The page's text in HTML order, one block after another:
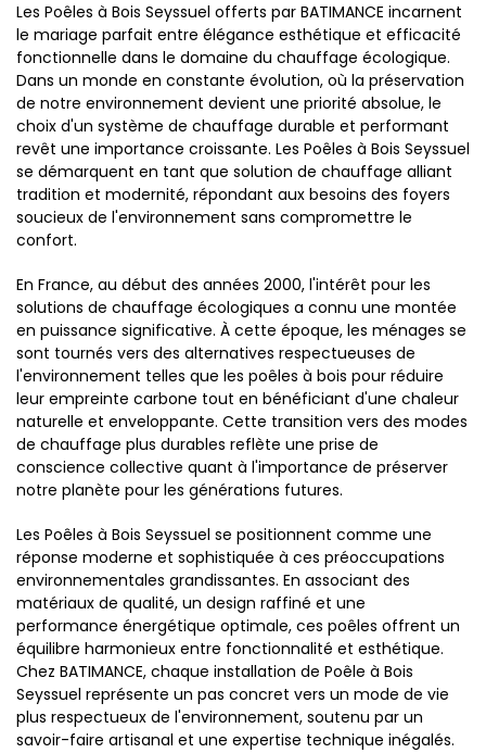
Les Poêles à Bois Seyssuel offerts par BATIMANCE incarnent
le mariage parfait entre élégance esthétique et efficacité
fonctionnelle dans le domaine du chauffage écologique.
Dans un monde en constante évolution, où la préservation
de notre environnement devient une priorité absolue, le
choix d'un système de chauffage durable et performant
revêt une importance croissante. Les Poêles à Bois Seyssuel
se démarquent en tant que solution de chauffage alliant
tradition et modernité, répondant aux besoins des foyers
soucieux de l'environnement sans compromettre le
confort.
En France, au début des années 2000, l'intérêt pour les
solutions de chauffage écologiques a connu une montée
en puissance significative. À cette époque, les ménages se
sont tournés vers des alternatives respectueuses de
l'environnement telles que les poêles à bois pour réduire
leur empreinte carbone tout en bénéficiant d'une chaleur
naturelle et enveloppante. Cette transition vers des modes
de chauffage plus durables reflète une prise de
conscience collective quant à l'importance de préserver
notre planète pour les générations futures.
Les Poêles à Bois Seyssuel se positionnent comme une
réponse moderne et sophistiquée à ces préoccupations
environnementales grandissantes. En associant des
matériaux de qualité, un design raffiné et une
performance énergétique optimale, ces poêles offrent un
équilibre harmonieux entre fonctionnalité et esthétique.
Chez BATIMANCE, chaque installation de Poêle à Bois
Seyssuel représente un pas concret vers un mode de vie
plus respectueux de l'environnement, soutenu par un
savoir-faire artisanal et une expertise technique inégalés.